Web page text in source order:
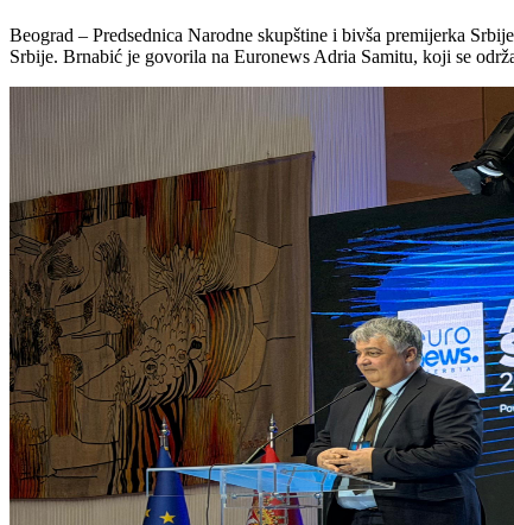
Beograd – Predsednica Narodne skupštine i bivša premijerka
Srbije. Brnabić je govorila na Euronews Adria Samitu, koji se